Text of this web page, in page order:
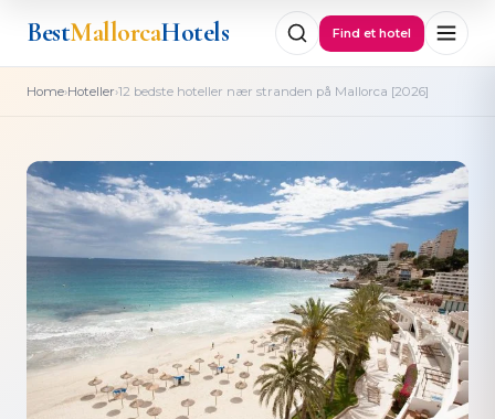
BestMallorcaHotels Find et hotel
Home›Hoteller›12 bedste hoteller nær stranden på Mallorca [2026]